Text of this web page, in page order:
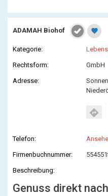
ADAMAH Biohof favorite
Kategorie:
Rechtsform: GmbH
Adresse:
directions
Telefon:
Firmenbuchnummer:
Beschreibung:
Genuss direkt